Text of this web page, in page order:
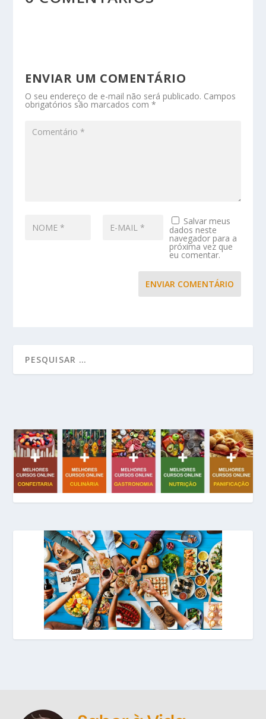
ENVIAR UM COMENTÁRIO
O seu endereço de e-mail não será publicado. Campos
obrigatórios são marcados com*
Salvar meus
dados neste
navegador para a
próxima vez que
eu comentar.
ENVIAR COMENTÁRIO